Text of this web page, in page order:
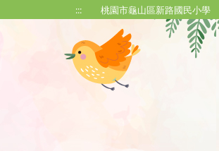
::: 桃園市龜山區新路國民小學